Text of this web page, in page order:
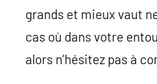
grands et mieux vaut
cas où dans votre
alors n’hésitez pas à